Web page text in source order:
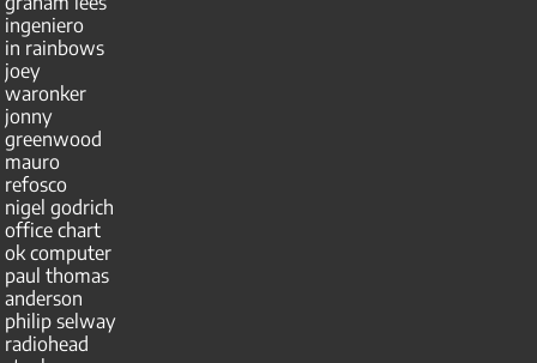
ingeniero
in rainbows
joey
waronker
jonny
greenwood
mauro
refosco
nigel godrich
office chart
ok computer
paul thomas
anderson
philip selway
radiohead